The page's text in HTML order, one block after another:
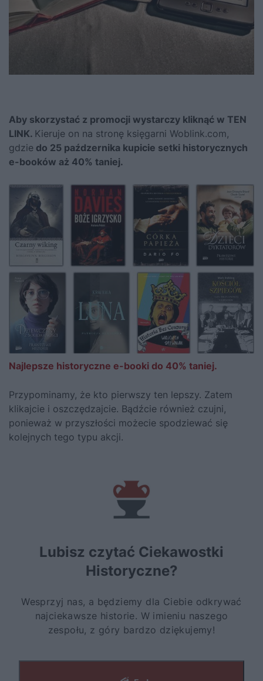
Aby skorzystać z promocji wystarczy kliknąć w TEN
LINK. Kieruje on na stronę księgarni Woblink.com,
gdzie do 25 paźdzernika kupicie setki historycznych
e-booków aż 40% taniej.
Najlepsze historyczne e-booki do 40% taniej.
Przypominamy, że kto pierwszy ten lepszy. Zatem
klikajcie i oszczędzajcie. Bądźcie również czujni,
ponieważ w przyszłości możecie spodziewać się
kolejnych tego typu akcji.